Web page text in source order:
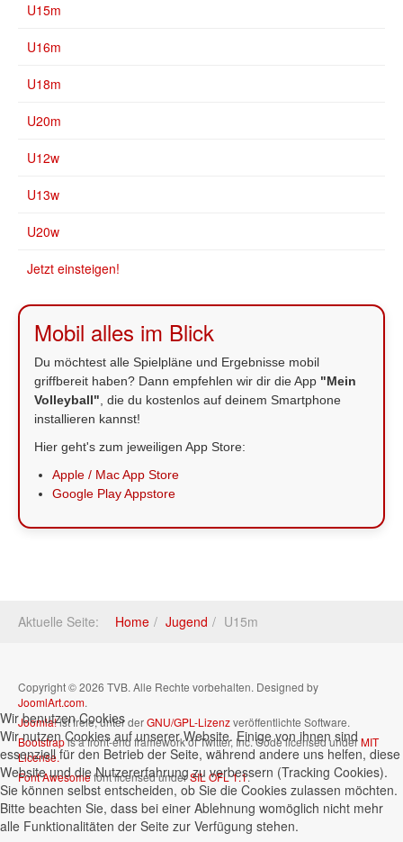
U15m
U16m
U18m
U20m
U12w
U13w
U20w
Jetzt einsteigen!
Mobil alles im Blick
Du möchtest alle Spielpläne und Ergebnisse mobil
griffbereit haben? Dann empfehlen wir dir die App "Mein
Volleyball" , die du kostenlos auf deinem Smartphone
installieren kannst!
Hier geht's zum jeweiligen App Store:
Apple / Mac App Store
Google Play Appstore
Aktuelle Seite: Home Jugend U15m
Copyright © 2026 TVB. Alle Rechte vorbehalten. Designed by
JoomlArt.com.
Joomla!ist freie, unter derGNU/GPL-Lizenzveröffentlichte Software.
Bootstrapis a front-end framework of Twitter, Inc. Code licensed underMIT
License.
Font Awesomefont licensed underSIL OFL 1.1.
Wir benutzen Cookies
Wir nutzen Cookies auf unserer Website. Einige von ihnen sind
essenziell für den Betrieb der Seite, während andere uns helfen, diese
Website und die Nutzererfahrung zu verbessern (Tracking Cookies).
Sie können selbst entscheiden, ob Sie die Cookies zulassen möchten.
Bitte beachten Sie, dass bei einer Ablehnung womöglich nicht mehr
alle Funktionalitäten der Seite zur Verfügung stehen.